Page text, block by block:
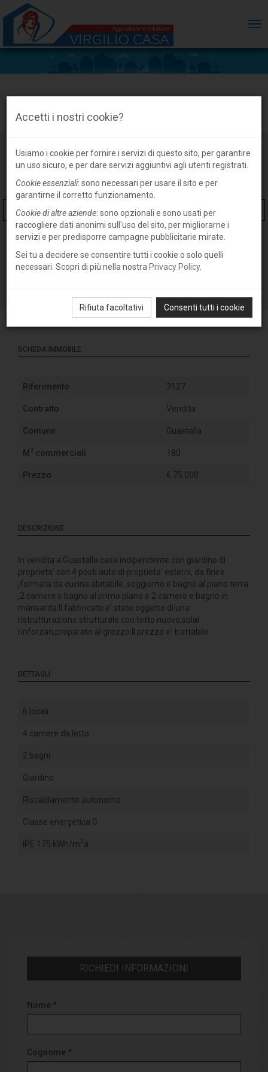
Accetti i nostri cookie?
Usiamo i cookie per fornire i servizi di questo sito, per garantire
un uso sicuro, e per dare servizi aggiuntivi agli utenti registrati.
Cookie essenziali: sono necessari per usare il sito e per
garantirne il corretto funzionamento.
Cookie di altre aziende: sono opzionali e sono usati per
raccogliere dati anonimi sull'uso del sito, per migliorarne i
servizi e per predisporre campagne pubblicitarie mirate.
Sei tu a decidere se consentire tutti i cookie o solo quelli
necessari. Scopri di più nella nostra Privacy Policy.
Rifiuta facoltativi Consenti tutti i cookie
Casa indipendente in vendita a Guastalla
SCHEDA IMMOBILE
Riferimento 3127
Contratto Vendita
Comune Guastalla
M 2 commerciali 180
Prezzo € 75.000
DESCRIZIONE
In vendita a Guastalla casa indipendente con giardino di
proprieta' con 4 posti auto di proprieta' esterni, da finire
,formata da cucina abitabile ,soggiorno e bagno al piano terra
,2 camere e bagno al primo piano e 2 camere e bagno in
mansarda.Il fabbricato e' stato oggetto di una
ristrutturazione strutturale con tetto nuovo,solai
rinforzati,preparato al grezzo.Il prezzo e' trattabile
DETTAGLI
6 locali
4 camere da letto
2 bagni
Giardino
Riscaldamento autonomo
Classe energetica G
IPE 175 kWh/m2a
RICHIEDI INFORMAZIONI
Nome *
Cognome *